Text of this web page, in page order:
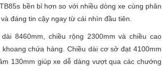
bền bỉ hơn so với nhiều dòng xe cùng phân
đáng tin cậy ngay từ cái nhìn đầu tiên.
8460mm, chiều rộng 2300mm và chiều cao
chứa hàng. Chiều dài cơ sở đạt 4100mm
130mm giúp xe dễ dàng vượt qua các chướng